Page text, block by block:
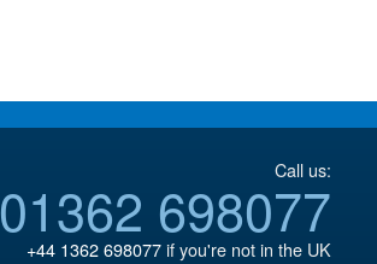
Call us:
01362 698077
+44 1362 698077if you're not in the UK